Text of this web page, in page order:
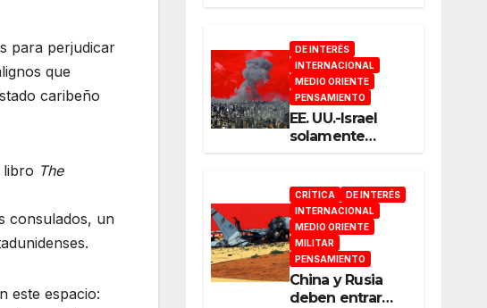
para perjudicar
que
caribeño
libro The
consulados, un
este espacio:
DE INTERÉS
INTERNACIONAL
MEDIO ORIENTE
PENSAMIENTO
EE. UU.-Israel
solamente
lenguaje de la
guerra
CRÍTICA
DE INTERÉS
INTERNACIONAL
MEDIO ORIENTE
MILITAR
PENSAMIENTO
China y Rusia
deben entrar